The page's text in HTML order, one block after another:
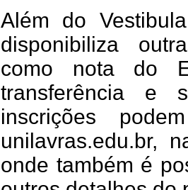
Além do
disponibiliza
como nota do
transferência e
inscrições
unilavras.edu.br,
onde também é